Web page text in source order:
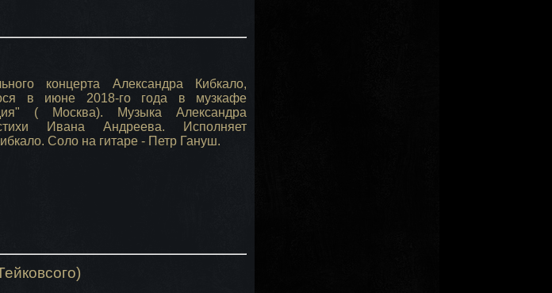
концерта Александра Кибкало,
в июне 2018-го года в музкафе
( Москва). Музыка Александра
Ивана Андреева. Исполняет
Соло на гитаре - Петр Гануш.